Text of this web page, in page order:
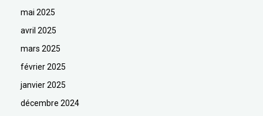
mai 2025
avril 2025
mars 2025
février 2025
janvier 2025
décembre 2024